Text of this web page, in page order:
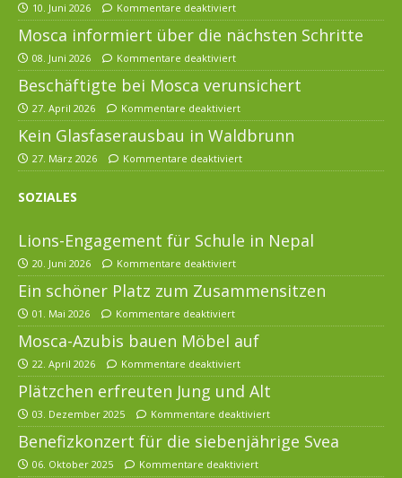
10. Juni 2026 Kommentare deaktiviert
Mosca informiert über die nächsten Schritte
08. Juni 2026 Kommentare deaktiviert
Beschäftigte bei Mosca verunsichert
27. April 2026 Kommentare deaktiviert
Kein Glasfaserausbau in Waldbrunn
27. März 2026 Kommentare deaktiviert
SOZIALES
Lions-Engagement für Schule in Nepal
20. Juni 2026 Kommentare deaktiviert
Ein schöner Platz zum Zusammensitzen
01. Mai 2026 Kommentare deaktiviert
Mosca-Azubis bauen Möbel auf
22. April 2026 Kommentare deaktiviert
Plätzchen erfreuten Jung und Alt
03. Dezember 2025 Kommentare deaktiviert
Benefizkonzert für die siebenjährige Svea
06. Oktober 2025 Kommentare deaktiviert